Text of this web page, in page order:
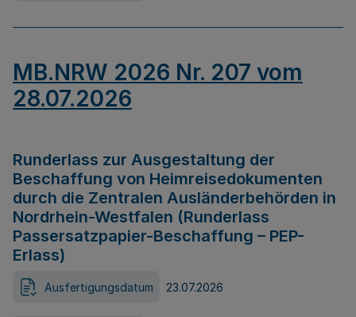
MB.NRW 2026 Nr. 207 vom
28.07.2026
Runderlass zur Ausgestaltung der
Beschaffung von Heimreisedokumenten
durch die Zentralen Ausländerbehörden in
Nordrhein-Westfalen (Runderlass
Passersatzpapier-Beschaffung – PEP-
Erlass)
Ausfertigungsdatum 23.07.2026